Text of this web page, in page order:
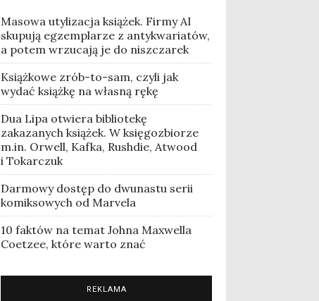
Masowa utylizacja książek. Firmy AI
skupują egzemplarze z antykwariatów,
a potem wrzucają je do niszczarek
Książkowe zrób-to-sam, czyli jak
wydać książkę na własną rękę
Dua Lipa otwiera bibliotekę
zakazanych książek. W księgozbiorze
m.in. Orwell, Kafka, Rushdie, Atwood
i Tokarczuk
Darmowy dostęp do dwunastu serii
komiksowych od Marvela
10 faktów na temat Johna Maxwella
Coetzee, które warto znać
REKLAMA